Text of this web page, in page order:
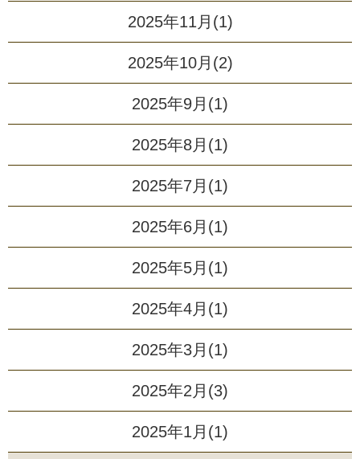
2025年11月(1)
2025年10月(2)
2025年9月(1)
2025年8月(1)
2025年7月(1)
2025年6月(1)
2025年5月(1)
2025年4月(1)
2025年3月(1)
2025年2月(3)
2025年1月(1)